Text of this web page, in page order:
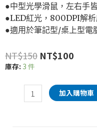
●中型光學滑鼠，左右手
●LED紅光，800DPI解析
●適用於筆記型/桌上型電
NT$150 NT$100
庫存: 3 件
加入購物車